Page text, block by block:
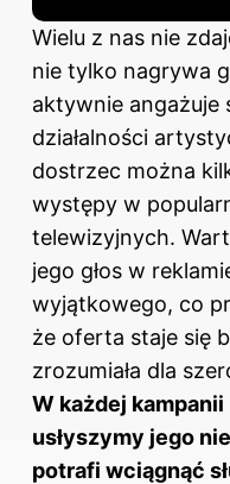
Wielu z nas nie
nie tylko nagrywa
aktywnie angażuje
działalności
dostrzec można
występy w
telewizyjnych.
jego głos w
wyjątkowego, co
że oferta staje się
zrozumiała dla
W każdej
usłyszymy jego
potrafi wciągnąć